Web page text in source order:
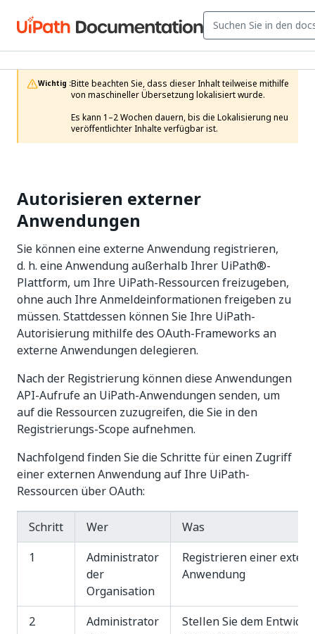
Wichtig :Bitte beachten Sie, dass dieser Inhalt teilweise mithilfe
von maschineller Übersetzung lokalisiert wurde.
Es kann 1–2 Wochen dauern, bis die Lokalisierung neu
veröffentlichter Inhalte verfügbar ist.
Autorisieren externer
Anwendungen
Sie können eine externe Anwendung registrieren,
d. h. eine Anwendung außerhalb Ihrer UiPath®-
Plattform, um Ihre UiPath-Ressourcen freizugeben,
ohne auch Ihre Anmeldeinformationen freigeben zu
müssen. Stattdessen können Sie Ihre UiPath-
Autorisierung mithilfe des OAuth-Frameworks an
externe Anwendungen delegieren.
Nach der Registrierung können diese Anwendungen
API-Aufrufe an UiPath-Anwendungen senden, um
auf die Ressourcen zuzugreifen, die Sie in den
Registrierungs-Scope aufnehmen.
Nachfolgend finden Sie die Schritte für einen Zugriff
einer externen Anwendung auf Ihre UiPath-
Ressourcen über OAuth:
Schritt Wer
Was
1
Administrator
der
Organisation
Registrieren einer
Anwendung
2
Administrator
Stellen Sie dem